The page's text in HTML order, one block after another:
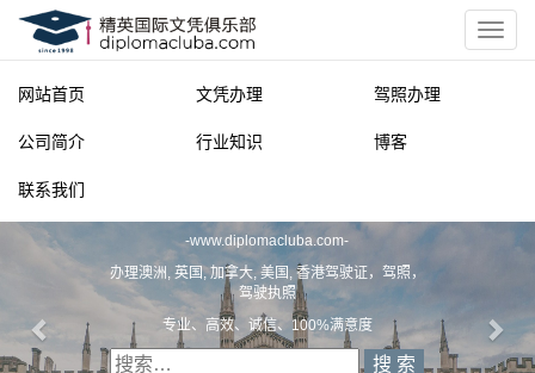
网站首页 文凭办理 驾照办理
公司简介 行业知识 博客
联系我们
-www.diplomacluba.com-
办理澳洲, 英国, 加拿大, 美国, 香港驾驶证，驾照，
驾驶执照
专业、高效、诚信、100%满意度